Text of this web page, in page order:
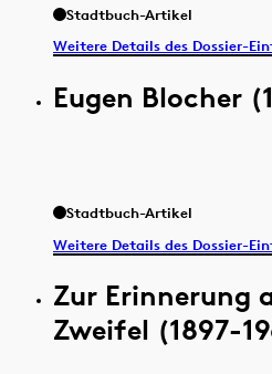
Stadtbuch-Artikel
Weitere Details des Dossier-
Eugen Blocher
Stadtbuch-Artikel
Weitere Details des Dossier-
Zur Erinnerung
Zweifel (1897-